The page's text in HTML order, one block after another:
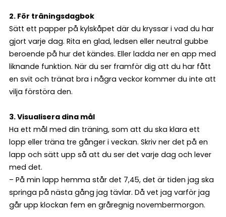
2. För träningsdagbok
Sätt ett papper på kylskåpet där du kryssar i vad du har
gjort varje dag. Rita en glad, ledsen eller neutral gubbe
beroende på hur det kändes. Eller ladda ner en app med
liknande funktion. När du ser framför dig att du har fått
en svit och tränat bra i några veckor kommer du inte att
vilja förstöra den.
3. Visualisera dina mål
Ha ett mål med din träning, som att du ska klara ett
lopp eller träna tre gånger i veckan. Skriv ner det på en
lapp och sätt upp så att du ser det varje dag och lever
med det.
– På min lapp hemma står det 7,45, det är tiden jag ska
springa på nästa gång jag tävlar. Då vet jag varför jag
går upp klockan fem en gråregnig novembermorgon.